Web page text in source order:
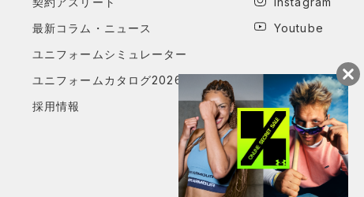
最新コラム・ニュース
ユニフォームシミュレーター
ユニフォームカタログ2026
採用情報
Youtube